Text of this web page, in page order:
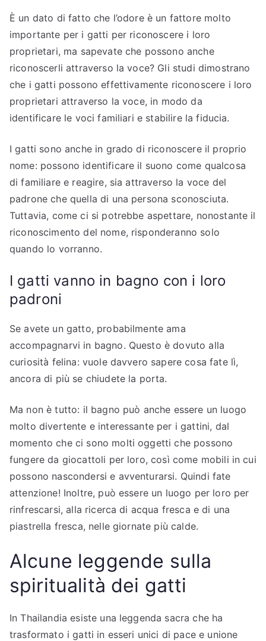
È un dato di fatto che l’odore è un fattore molto
importante per i gatti per riconoscere i loro
proprietari, ma sapevate che possono anche
riconoscerli attraverso la voce? Gli studi dimostrano
che i gatti possono effettivamente riconoscere i loro
proprietari attraverso la voce, in modo da
identificare le voci familiari e stabilire la fiducia.
I gatti sono anche in grado di riconoscere il proprio
nome: possono identificare il suono come qualcosa
di familiare e reagire, sia attraverso la voce del
padrone che quella di una persona sconosciuta.
Tuttavia, come ci si potrebbe aspettare, nonostante il
riconoscimento del nome, risponderanno solo
quando lo vorranno.
I gatti vanno in bagno con i loro
padroni
Se avete un gatto, probabilmente ama
accompagnarvi in bagno. Questo è dovuto alla
curiosità felina: vuole davvero sapere cosa fate lì,
ancora di più se chiudete la porta.
Ma non è tutto: il bagno può anche essere un luogo
molto divertente e interessante per i gattini, dal
momento che ci sono molti oggetti che possono
fungere da giocattoli per loro, così come mobili in cui
possono nascondersi e avventurarsi. Quindi fate
attenzione! Inoltre, può essere un luogo per loro per
rinfrescarsi, alla ricerca di acqua fresca e di una
piastrella fresca, nelle giornate più calde.
Alcune leggende sulla
spiritualità dei gatti
In Thailandia esiste una leggenda sacra che ha
trasformato i gatti in esseri unici di pace e unione